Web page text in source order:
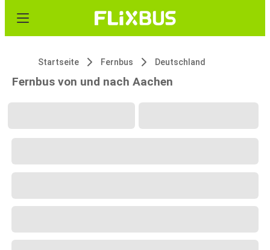
Startseite Fernbus Deutschland
Fernbus von und nach Aachen